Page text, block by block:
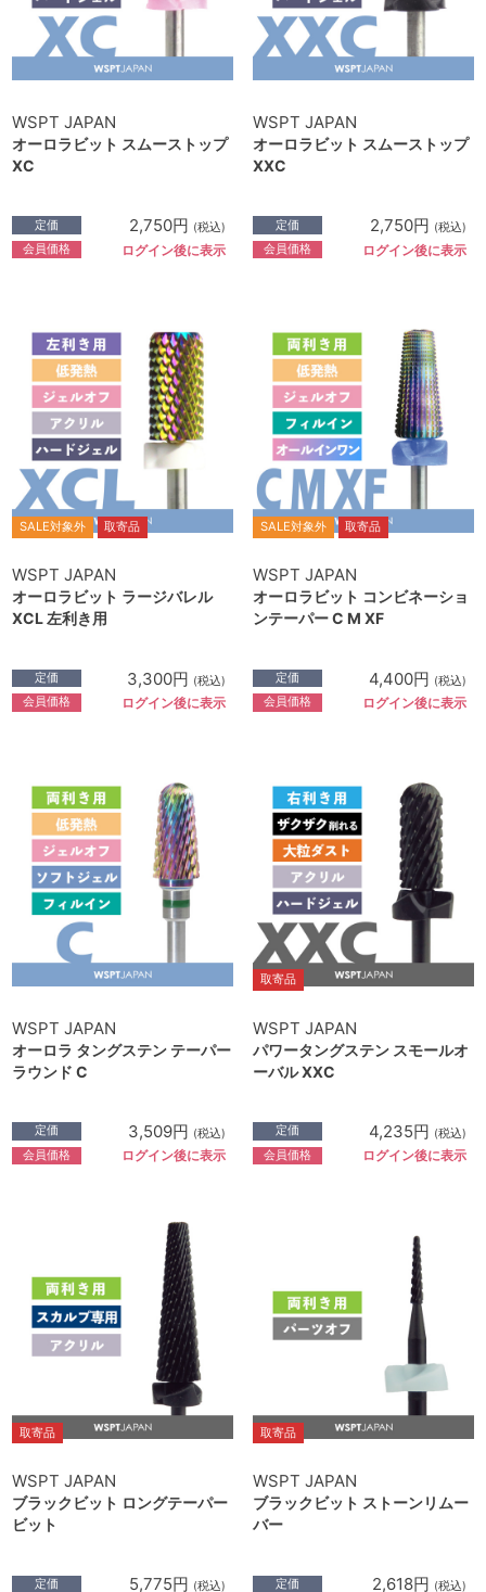
WSPT JAPAN
オーロラビット スムーストップ
XC
定価 2,750円 (税込)
会員価格 ログイン後に表示
WSPT JAPAN
オーロラビット スムーストップ
XXC
定価 2,750円 (税込)
会員価格 ログイン後に表示
SALE対象外 取寄品
WSPT JAPAN
オーロラビット ラージバレル
XCL 左利き用
定価 3,300円 (税込)
会員価格 ログイン後に表示
SALE対象外 取寄品
WSPT JAPAN
オーロラビット コンビネーショ
ンテーパー C M XF
定価 4,400円 (税込)
会員価格 ログイン後に表示
WSPT JAPAN
オーロラ タングステン テーパー
ラウンド C
定価 3,509円 (税込)
会員価格 ログイン後に表示
取寄品
WSPT JAPAN
パワータングステン スモールオ
ーバル XXC
定価 4,235円 (税込)
会員価格 ログイン後に表示
取寄品
WSPT JAPAN
ブラックビット ロングテーパー
ビット
定価 5,775円 (税込)
取寄品
WSPT JAPAN
ブラックビット ストーンリムー
バー
定価 2,618円 (税込)